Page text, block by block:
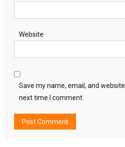
Website
Save my name, email, and
next time I comment.